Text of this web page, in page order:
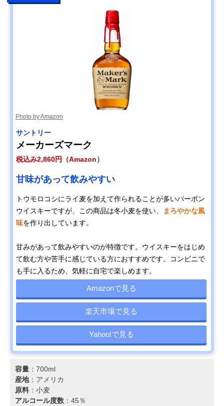
Photo by Amazon
サントリー
メーカーズマーク
税込み2,860円（Amazon）
甘味があって飲みやすい
トウモロコシにライ麦を加えて作られることが多いバーボン
ウイスキーですが、この商品は冬小麦を使い、
まろやかな風
味を作り出しています。
甘みがあって飲みやすいのが特徴です。ウイスキーをはじめ
て飲む方や苦手に感じている方におすすめです。コンビニで
も手に入るため、気軽に自宅で楽しめます。
Amazonで見る
楽天市場で見る
Yahoo!で見る
容量 ：700ml
産地：アメリカ
原料 ：小麦
アルコール度数 ：45％